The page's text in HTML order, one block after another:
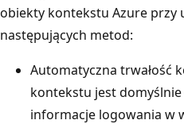
obiekty kontekstu Azure przy
następujących metod:
Automatyczna trwałość
kontekstu jest domyślnie
informacje logowania w